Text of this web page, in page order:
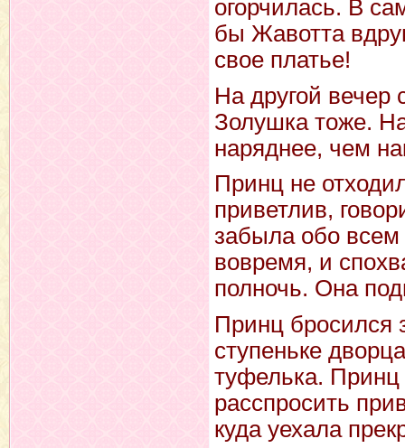
огорчилась. В
бы Жавотта
свое платье!
На другой вечер
Золушка тоже.
наряднее, чем
Принц не
приветлив,
забыла обо всем
вовремя, и
полночь. Она
Принц бросился
ступеньке
туфелька. Принц
расспросить
куда уехала